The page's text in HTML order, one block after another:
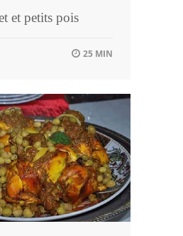
et petits pois
25 MIN